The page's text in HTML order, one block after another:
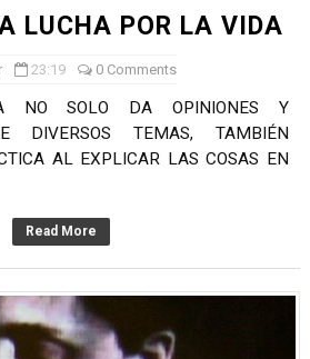
LUCHA POR LA VIDA
23:19 0 Comments
NO SOLO DA OPINIONES Y
DIVERSOS TEMAS, TAMBIÉN
AL EXPLICAR LAS COSAS EN
Read More